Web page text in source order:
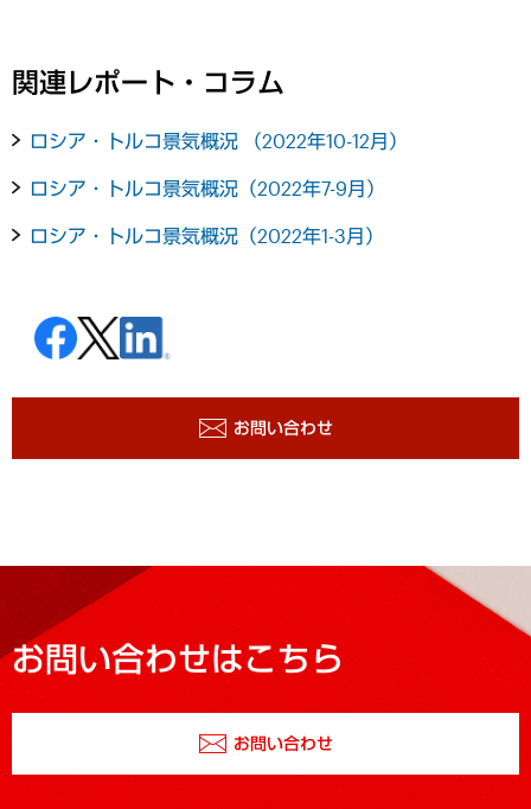
関連レポート・コラム
ロシア・トルコ景気概況 （2022年10-12月）
ロシア・トルコ景気概況（2022年7-9月）
ロシア・トルコ景気概況（2022年1-3月）
お問い合わせ
お問い合わせはこちら
お問い合わせ